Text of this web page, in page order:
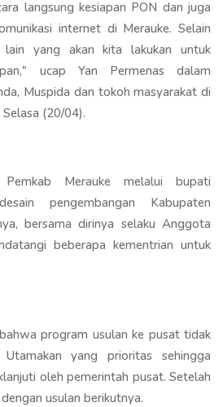
langsung kesiapan PON dan juga
internet di Merauke. Selain
yang akan kita lakukan untuk
ucap Yan Permenas dalam
Muspida dan tokoh masyarakat di
(20/04).
Merauke melalui bupati
pengembangan Kabupaten
bersama dirinya selaku Anggota
beberapa kementrian untuk
program usulan ke pusat tidak
Utamakan yang prioritas sehingga
oleh pemerintah pusat. Setelah
usulan berikutnya.